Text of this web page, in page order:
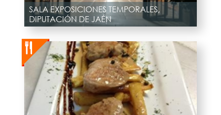
SALA EXPOSICIONES TEMPORALES,
DIPUTACIÓN DE JAÉN